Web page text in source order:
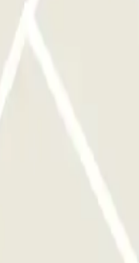
DE SLAGBOOM NIET
IN- EN UITRIJDEN